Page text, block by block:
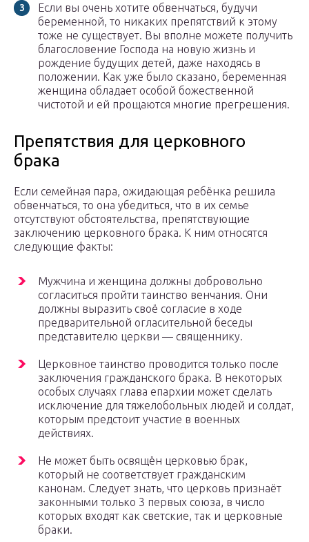
Если вы очень хотите обвенчаться, будучи
беременной, то никаких препятствий к этому
тоже не существует. Вы вполне можете получить
благословение Господа на новую жизнь и
рождение будущих детей, даже находясь в
положении. Как уже было сказано, беременная
женщина обладает особой божественной
чистотой и ей прощаются многие прегрешения.
Препятствия для церковного
брака
Если семейная пара, ожидающая ребёнка решила
обвенчаться, то она убедиться, что в их семье
отсутствуют обстоятельства, препятствующие
заключению церковного брака. К ним относятся
следующие факты:
Мужчина и женщина должны добровольно
согласиться пройти таинство венчания. Они
должны выразить своё согласие в ходе
предварительной огласительной беседы
представителю церкви — священнику.
Церковное таинство проводится только после
заключения гражданского брака. В некоторых
особых случаях глава епархии может сделать
исключение для тяжелобольных людей и солдат,
которым предстоит участие в военных
действиях.
Не может быть освящён церковью брак,
который не соответствует гражданским
канонам. Следует знать, что церковь признаёт
законными только 3 первых союза, в число
которых входят как светские, так и церковные
браки.